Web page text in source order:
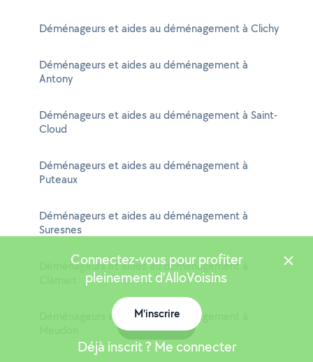
Déménageurs et aides au déménagement à Clichy
Déménageurs et aides au déménagement à
Antony
Déménageurs et aides au déménagement à Saint-
Cloud
Déménageurs et aides au déménagement à
Puteaux
Déménageurs et aides au déménagement à
Suresnes
Déménageurs et aides au déménagement à
Déménageurs et aides au déménagement à
Connectez-vous pour profiter
pleinement d'AlloVoisins
M'inscrire
Déjà inscrit ? Me connecter